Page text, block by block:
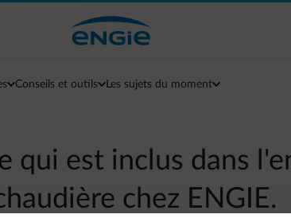
Conseils et outils Les sujets du moment
qui est inclus dans
chez ENGIE.